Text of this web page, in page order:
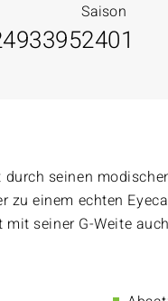
Saison
2401
durch seinen
zu einem echten
seiner G-Weite